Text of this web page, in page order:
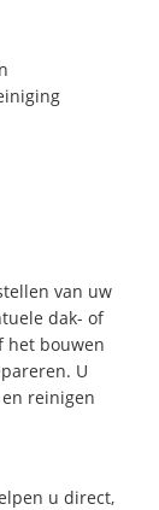
van uw
dak- of
het bouwen
U
reinigen
u direct,